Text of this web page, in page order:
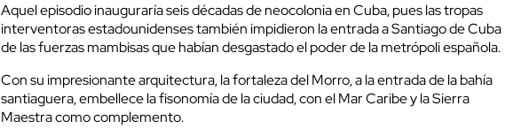
Aquel episodio inauguraría seis décadas de neocolonia en Cuba, pues las tropas
interventoras estadounidenses también impidieron la entrada a Santiago de Cuba
de las fuerzas mambisas que habían desgastado el poder de la metrópoli española.
Con su impresionante arquitectura, la fortaleza del Morro, a la entrada de la bahía
santiaguera, embellece la fisonomía de la ciudad, con el Mar Caribe y la Sierra
Maestra como complemento.